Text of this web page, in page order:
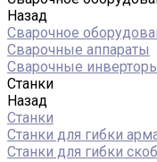
Назад
Сварочное
Сварочные аппараты
Сварочные
Станки
Назад
Станки
Станки для гибки
Станки для гибки